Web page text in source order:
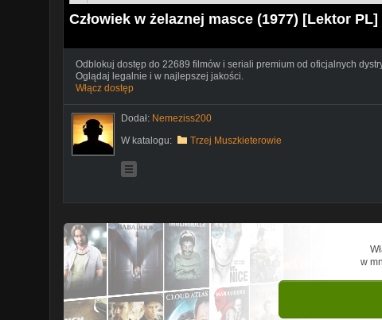
Człowiek w żelaznej masce (1977) [Lektor PL]
Odblokuj dostęp do 22689 filmów i seriali premium od oficjalnych
Oglądaj legalnie i w najlepszej jakości.
Włącz dostęp
Dodał: Nemeziss200
W katalogu:
Trzej Muszkieterowie
w